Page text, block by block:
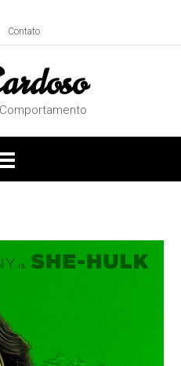
Contato